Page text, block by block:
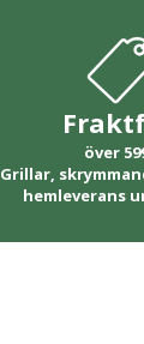
över
Grillar,
hemleverans